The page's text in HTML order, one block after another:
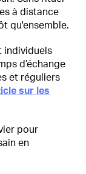
à distance
qu'ensemble.
individuels
d’échange
et réguliers
sur les
pour
en